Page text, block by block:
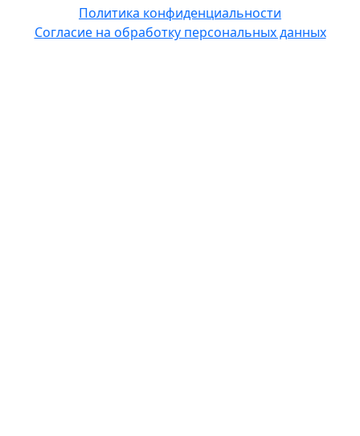
Политика конфиденциальности
Согласие на обработку персональных данных